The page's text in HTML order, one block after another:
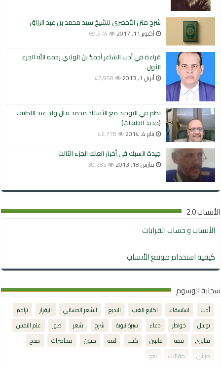
شرح متن الأخضري للشيخ سيد محمد بن عبد الرزاق
أكتوبر 11, 2017 69,574
قراءة في أدب الشاعر أحمدُّ بن الولاي رحمه الله الجزء
الأول
أبريل 1, 2013 47,958
نظم في التوحيد مع الأستاذ محمد فال ولد عبد اللطيف
(جديد الحلقات)
يناير 4, 2014 42,778
جيدة السبك في أخبار العلك الجزء الثالث
مارس 18, 2013 30,285
الأنساب 2.0
الأنساب و حساب القرابات
كيفية استخدام موقع الأنساب
سحابة الوسوم
أدب استسقاء اكليع الغب البديع الشعر الحساني انيفرار
تراجم
توسل
خواطر دعاء سيرة نبوية شرح شعر صور
علم النفس
فتاوى
فقه قانون كتب لغة متون محاضرات
مدح
مراثي
مقالات نحو